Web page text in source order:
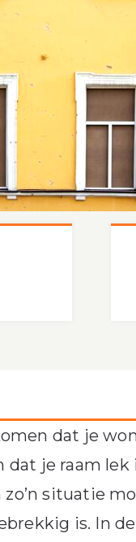
dat je
je raam
situatie
is. In